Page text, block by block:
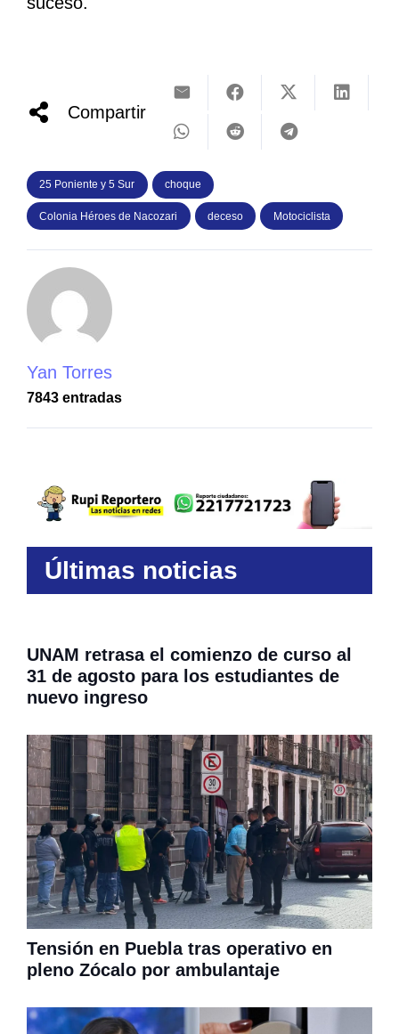
Compartir
25 Poniente y 5 Sur choque
Colonia Héroes de Nacozari deceso Motociclista
Yan Torres
7843 entradas
Últimas noticias
UNAM retrasa el comienzo de curso al
31 de agosto para los estudiantes de
nuevo ingreso
Tensión en Puebla tras operativo en
pleno Zócalo por ambulantaje